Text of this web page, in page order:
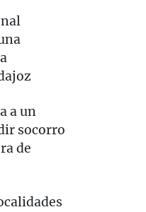
a un
socorro
de